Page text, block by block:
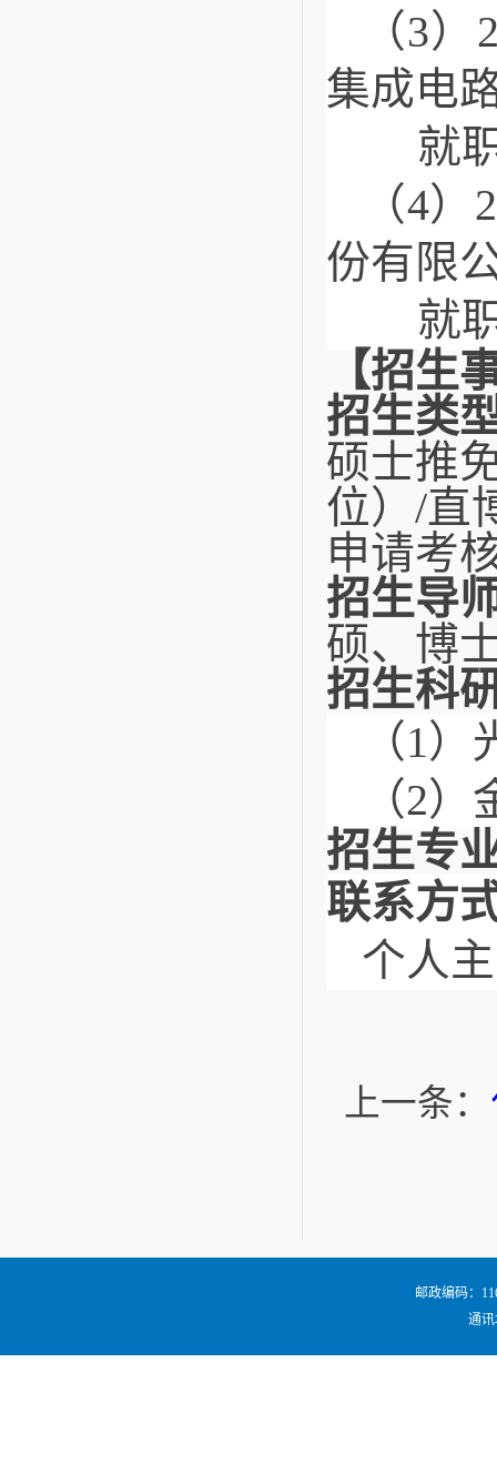
（3
集成电
就职
（4
份有限
就职
【招生
招生类
硕士推
位）/直
申请考
招生导
硕、博
招生科
（1
（2
招生专
联系方
个人
上一条：
邮政编码：
通